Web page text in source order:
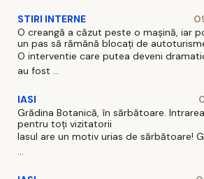
STIRI INTERNE
O creangă a căzut peste o mașină, iar
un pas să rămână blocați de
O interventie care putea deveni
au fost ...
IASI
Grădina Botanică, în sărbătoare.
pentru toți vizitatorii
Iasul are un motiv urias de sărbătoare!
...